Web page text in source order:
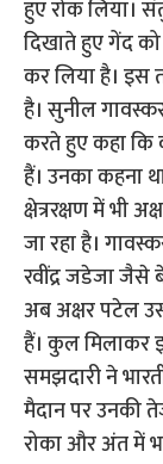
हुए रोक लिया।
दिखाते हुए गेंद
कर लिया है। इस
है। सुनील
करते हुए कहा कि
हैं। उनका कहना
क्षेत्ररक्षण में भी
जा रहा है।
रवींद्र जडेजा जैसे
अब अक्षर पटेल
हैं। कुल मिलाकर
समझदारी ने
मैदान पर उनकी
रोका और अंत में